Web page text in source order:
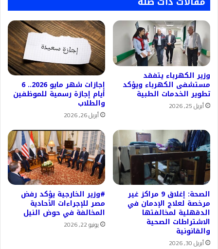
وزير الكهرباء يتفقد
مستشفى الكهرباء ويؤكد
تطوير الخدمات الطبية
أبريل 25, 2026
إجازات شهر مايو 2026.. 6
أيام إجازة رسمية للموظفين
والطلاب
أبريل 26, 2026
الصحة: إغلاق 9 مراكز غير
مرخصة لعلاج الإدمان في
الدقهلية لمخالفتها
الاشتراطات الصحية
والقانونية
أبريل 30, 2026
#وزير الخارجية يؤكد رفض
مصر للإجراءات الأحادية
المخالفة في حوض النيل
يونيو 22, 2026